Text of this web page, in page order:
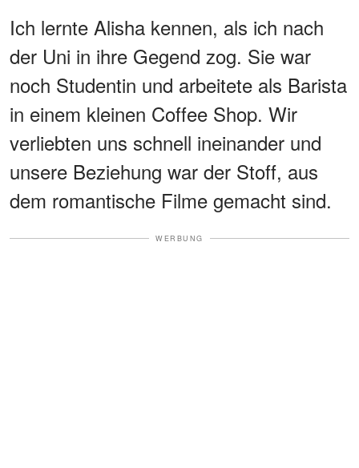
Ich lernte Alisha kennen, als ich nach
der Uni in ihre Gegend zog. Sie war
noch Studentin und arbeitete als Barista
in einem kleinen Coffee Shop. Wir
verliebten uns schnell ineinander und
unsere Beziehung war der Stoff, aus
dem romantische Filme gemacht sind.
WERBUNG